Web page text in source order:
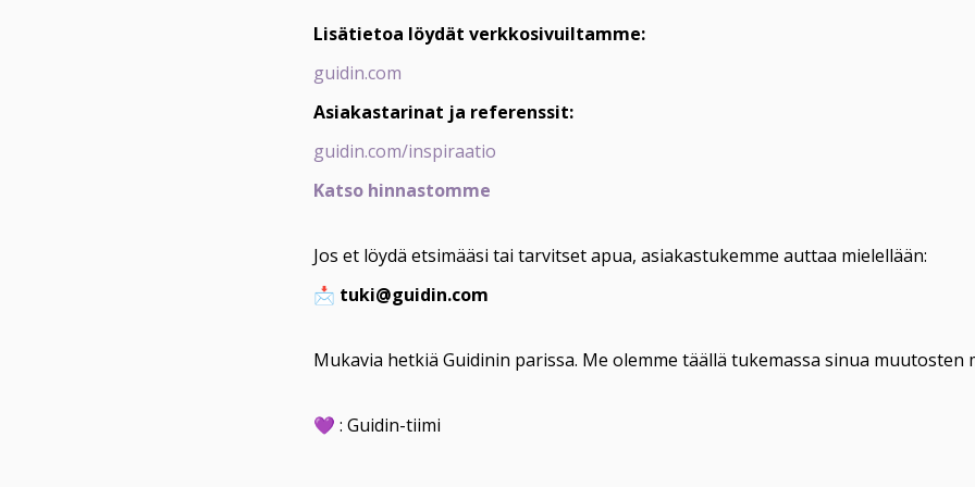
Lisätietoa löydät verkkosivuiltamme:
guidin.com
Asiakastarinat ja referenssit:
guidin.com/inspiraatio
Katso hinnastomme
Jos et löydä etsimääsi tai tarvitset apua, asiakastukemme auttaa mielellään:
📩 tuki@guidin.com
Mukavia hetkiä Guidinin parissa. Me olemme täällä tukemassa sinua muutosten
💜 : Guidin-tiimi